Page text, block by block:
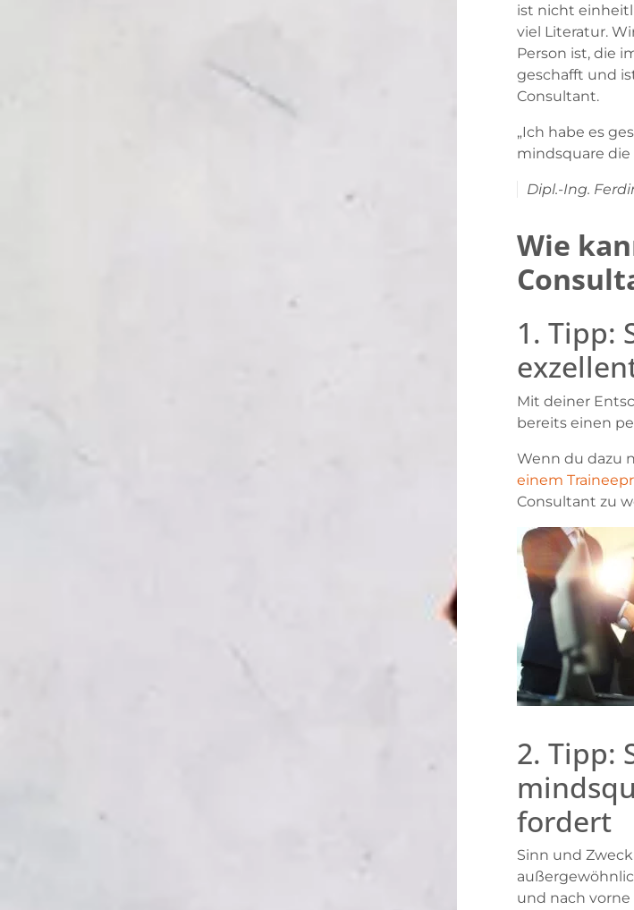
ist nicht
viel Literatur.
Person ist, die
geschafft und
Consultant.
„Ich habe es
mindsquare die
Dipl.-Ing.
Wie
1. Tipp:
Mit deiner
bereits einen
Wenn du dazu
einem
Consultant zu
2. Tipp:
fordert
Sinn und
und nach